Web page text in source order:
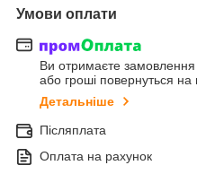
Умови оплати
Ви отримаєте замовлення
або гроші повернуться на
Детальніше
Післяплата
Оплата на рахунок